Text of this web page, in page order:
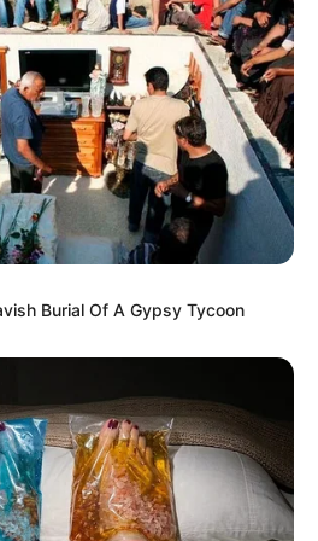
com o piso da ativa. Isso significa
ACE aposentado receberá R$ 1.621
R$ 3.242.
para buscar avanços, mas, até o
restrito ao mínimo nacional, sem
sobre o base.
de Lei a nível Municipal
.
Burial Of A Gypsy Tycoon